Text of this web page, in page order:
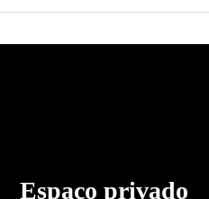
Espaço privado